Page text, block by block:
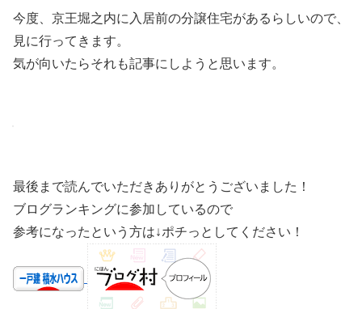
今度、京王堀之内に入居前の分譲住宅があるらしいので、
見に行ってきます。
気が向いたらそれも記事にしようと思います。
最後まで読んでいただきありがとうございました！
ブログランキングに参加しているので
参考になったという方は↓ポチっとしてください！